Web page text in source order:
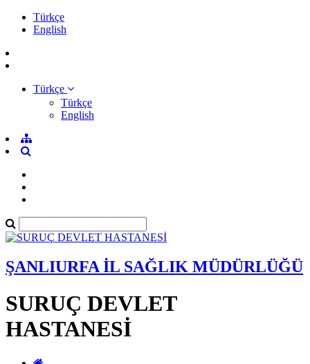
Türkçe
English
Türkçe
Türkçe
English
ŞANLIURFA İL SAĞLIK MÜDÜRLÜĞÜ
SURUÇ DEVLET
HASTANESİ